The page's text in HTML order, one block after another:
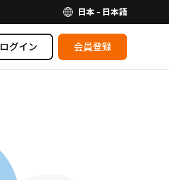
日本 - 日本語
ログイン 会員登録